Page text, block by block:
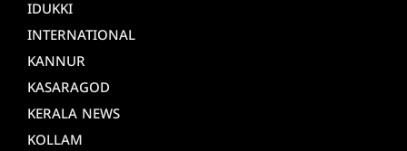
IDUKKI
INTERNATIONAL
KANNUR
KASARAGOD
KERALA NEWS
KOLLAM